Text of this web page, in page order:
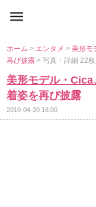
ホーム> エンタメ>美形モ
再び披露> 写真・詳細 22枚
美形モデル・
着姿を再び披露
2010-04-20 16:00